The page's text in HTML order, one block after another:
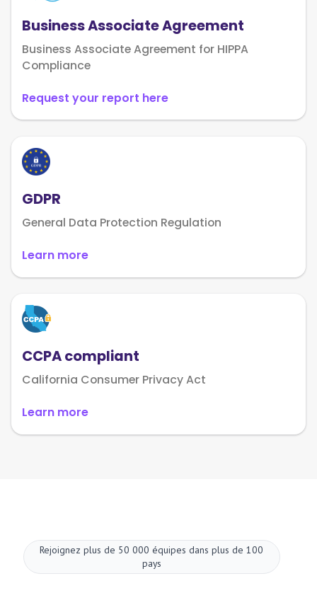
Business Associate Agreement
Business Associate Agreement for HIPPA
Compliance
Request your report here
GDPR
General Data Protection Regulation
Learn more
CCPA compliant
California Consumer Privacy Act
Learn more
Rejoignez plus de 50 000 équipes dans plus de 100
pays